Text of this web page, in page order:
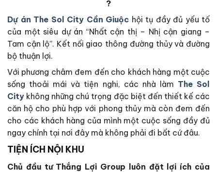
?
Dự án The Sol City Cần Giuộc hội tụ đầy đủ yếu tố
của một siêu dự án “Nhất cận thị – Nhị cận giang –
Tam cận lộ”. Kết nối giao thông đường thủy và đường
bộ thuận lợi.
Với phương châm đem đến cho khách hàng một cuộc
sống thoải mái và tiện nghi, các nhà làm The Sol
City không những chú trọng đặc biệt đến thiết kế các
căn hộ cho phù hợp với phong thủy mà còn đem đến
cho các khách hàng của mình một cuộc sống đầy đủ
ngay chính tại nơi đây mà không phải đi bất cứ đâu.
TIỆN ÍCH NỘI KHU
Chủ đầu tư Thắng Lợi Group luôn đặt lợi ích của